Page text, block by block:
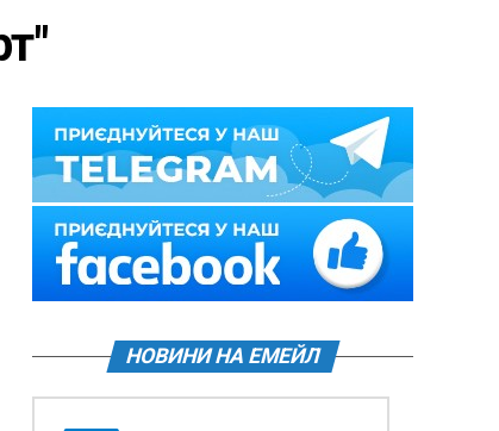
НОВИНИ НА ЕМЕЙЛ